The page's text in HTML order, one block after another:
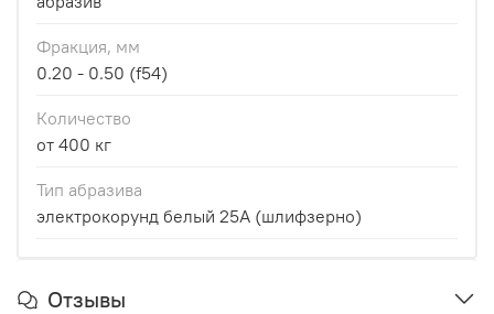
Фракция, мм
0.20 - 0.50 (f54)
Количество
от 400 кг
Тип абразива
электрокорунд белый 25А (шлифзерно)
Отзывы